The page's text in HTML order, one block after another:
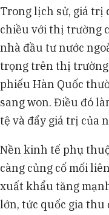
Trong lịch sử, giá trị
chiều với thị trường
nhà đầu tư nước
trọng trên thị trường
phiếu Hàn Quốc
sang won. Điều đó
tệ và đẩy giá trị của
Nền kinh tế phụ
càng củng cố mối
xuất khẩu tăng
lớn, tức quốc gia